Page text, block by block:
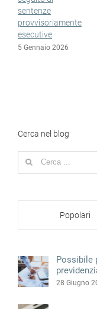
sentenze
provvisoriamente
esecutive
5 Gennaio 2026
Cerca nel blog
Search
for:
Popolari
Possibile
28 Giugno